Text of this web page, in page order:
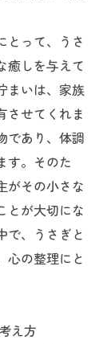
とって、うさ
癒しを与えて
まいは、家族
させてくれま
であり、体調
す。そのた
がその小さな
とが大切にな
で、うさぎと
心の整理にと
え方